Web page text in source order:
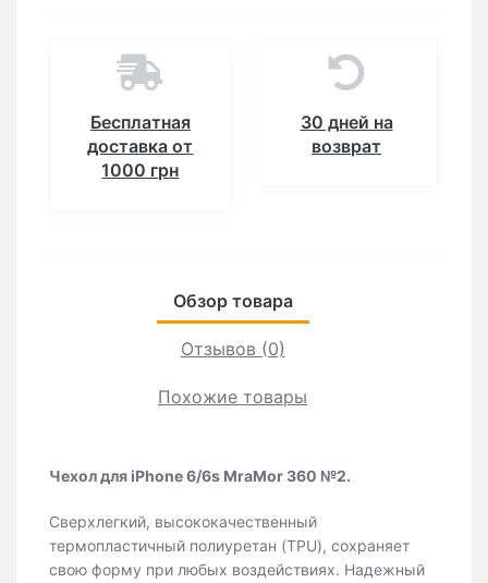
Бесплатная
доставка от
1000 грн
30 дней на
возврат
Обзор товара
Отзывов (0)
Похожие товары
Чехол для iPhone 6/6s MraMor 360 №2.
Сверхлегкий, высококачественный
термопластичный полиуретан (TPU), сохраняет
свою форму при любых воздействиях. Надежный